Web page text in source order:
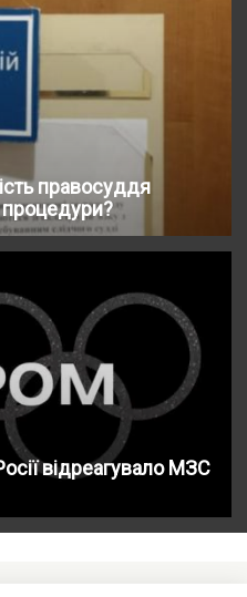
правосуддя
відреагувало МЗС